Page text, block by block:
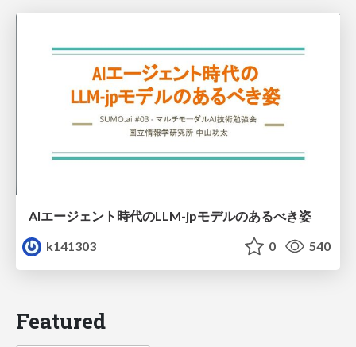
AIエージェント時代のLLM-jpモデルのあるべき姿
k141303
0 540
Featured